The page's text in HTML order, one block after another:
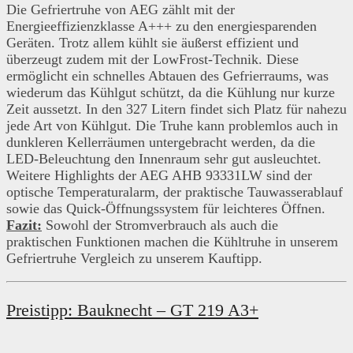
Die Gefriertruhe von AEG zählt mit der
Energieeffizienzklasse A+++ zu den energiesparenden
Geräten. Trotz allem kühlt sie äußerst effizient und
überzeugt zudem mit der LowFrost-Technik. Diese
ermöglicht ein schnelles Abtauen des Gefrierraums, was
wiederum das Kühlgut schützt, da die Kühlung nur kurze
Zeit aussetzt. In den 327 Litern findet sich Platz für nahezu
jede Art von Kühlgut. Die Truhe kann problemlos auch in
dunkleren Kellerräumen untergebracht werden, da die
LED-Beleuchtung den Innenraum sehr gut ausleuchtet.
Weitere Highlights der AEG AHB 93331LW sind der
optische Temperaturalarm, der praktische Tauwasserablauf
sowie das Quick-Öffnungssystem für leichteres Öffnen.
Fazit: Sowohl der Stromverbrauch als auch die
praktischen Funktionen machen die Kühltruhe in unserem
Gefriertruhe Vergleich zu unserem Kauftipp.
Preistipp: Bauknecht – GT 219 A3+